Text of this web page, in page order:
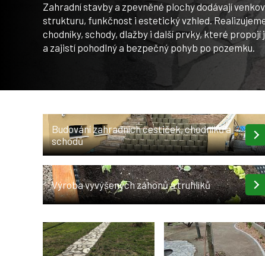
Zahradní stavby a zpevněné plochy dodávají
strukturu, funkčnost i estetický vzhled.
chodníky, schody, dlažby i další prvky, které
a zajistí pohodlný a bezpečný pohyb po pozemku.
Budování zahradních cestiček, chodníků a
schodů
Výroba vyvýšených záhonů a truhlíků